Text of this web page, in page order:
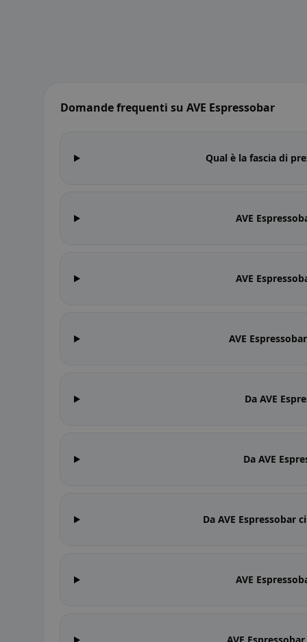
Domande frequenti su AVE Espressobar
Qual è la fascia di
AVE
AVE
AVE
Da AVE
Da AVE
Da AVE Espressobar
AVE